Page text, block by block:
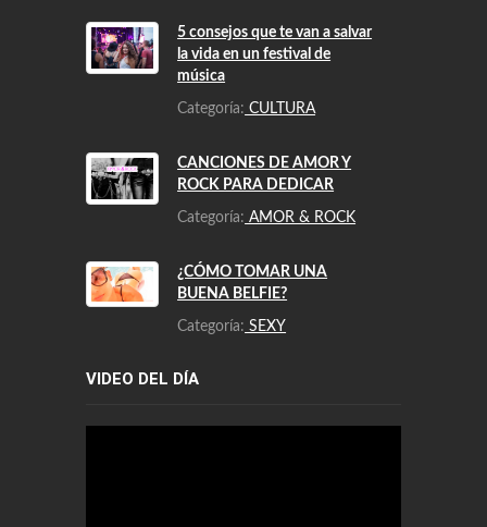
5 consejos que te van a salvar
la vida en un festival de
música
Categoría: CULTURA
CANCIONES DE AMOR Y
ROCK PARA DEDICAR
Categoría: AMOR & ROCK
¿CÓMO TOMAR UNA
BUENA BELFIE?
Categoría: SEXY
VIDEO DEL DÍA